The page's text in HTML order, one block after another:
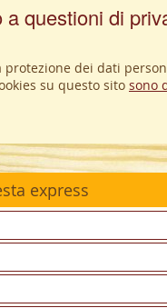
a questioni di
protezione dei dati
su questo sito sono
express